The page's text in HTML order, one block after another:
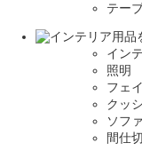
テー
イン
照明
フェ
クッ
ソフ
間仕